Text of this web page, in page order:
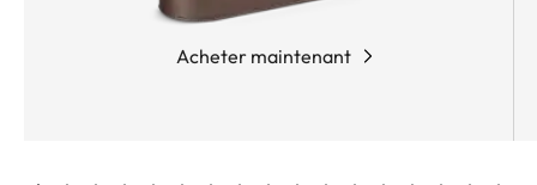
Acheter maintenant